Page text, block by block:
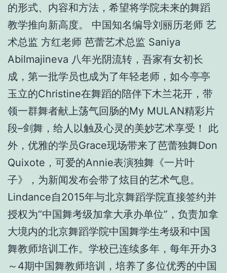
的形式、内容和方法，希望将学院未来的舞蹈
教学推向新高度。 中国知名编导刘丽历老师 艺
术总监 方红老师 芭蕾艺术总监 Saniya
Abilmajineva 八年光阴流转，吾家有女初长
成，第一批学员也成为了年轻老师，如今亭亭
玉立的Christine在舞蹈的陪伴下木兰花开，带
领一群舞者献上荡气回肠的My MULAN精彩片
段–剑舞，给人以触及心灵的美妙艺术享受！ 此
外，优雅的学员Grace现场带来了芭蕾独舞Don
Quixote，可爱的Annie表演独舞《一片叶
子》，为新闻发布会带了炫目的艺术气息。
Lindance自2015年与北京舞蹈学院直接签约并
授权为“中国舞考级加拿大承办单位”，负责加拿
大境内的北京舞蹈学院中国舞学生考级和中国
舞教师培训工作。学校已连续多年，每年开办3
～4期中国舞教师培训，培养了多位优秀的中国